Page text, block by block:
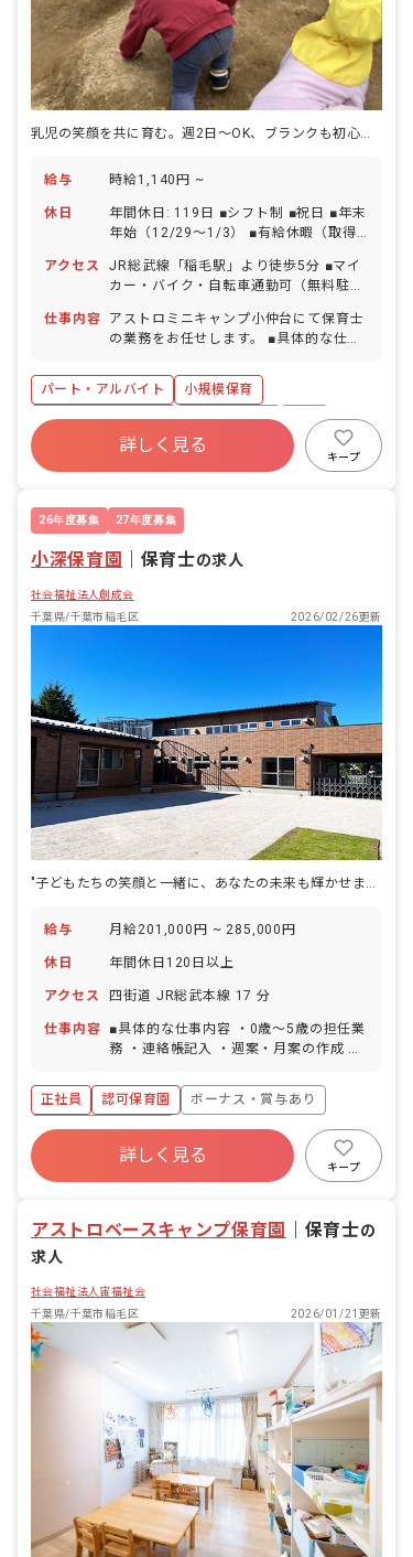
乳児の笑顔を共に育む。週2日～OK、ブランクも初心者も大歓迎！
給与 時給1,140円 ~
休日
年間休日: 119日 ■シフト制 ■祝日 ■年末
年始（12/29～1/3） ■有給休暇（取得
上の連休相談OK） ■慶弔休暇 ■産前産
後・育児休暇（取得率100％・復帰率
100％）※条件あり ■介護・看護休暇
アクセス
JR総武線「稲毛駅」より徒歩5分 ■マイ
カー・バイク・自転車通勤可（無料駐輪
仕事内容
アストロミニキャンプ小仲台にて保育士
の業務をお任せします。 ■具体的な仕事
絡帳記入（0～1歳児のみ） ・保護者対
応
パート・アルバイト
小規模保育
ボーナス・賞与あり
社会保険完備
有給
福利厚生充実
退職金制度
残業少なめ
詳しく見る
キープ
26年度募集 27年度募集
小深保育園 保育士の求人
社会福祉法人創成会
千葉県/千葉市稲毛区
2026/02/26更新
給与 月給201,000円 ~ 285,000円
休日 年間休日120日以上
アクセス 四街道 JR総武本線 17 分
仕事内容
■具体的な仕事内容 ・0歳～5歳の担任業
務 ・連絡帳記入 ・週案・月案の作成 ・
定員 60名 0歳児5名 職員2名 1歳児7
名 職員2名＋0.5 2歳児7名 職員2名＋
0.5 3歳児13名 職員1名 4歳児14名
職員1名 5歳児14名 職員1名 補助保育
士 6名 ・令和6年度 定員 80名 0歳児
6名 職員3名 1歳児9名 職員3名 2歳児
歳児18名 職員1名 5歳児18名 職員1
かしこく・たくましく）です！子どもた
ちの社会性は色々な体験を通して身につ
くと考えています。だからこそ、創造性
を豊かにする教育を心掛け、子どもを褒
めて、自ら「やってみたい！」と思える
環境を大切にしています。
正社員 認可保育園
ボーナス・賞与あり
年間休日120日以上
寮・住宅・家賃補助あり
社会保険完備
詳しく見る
キープ
アストロベースキャンプ保育園 保育士の
求人
社会福祉法人宙福祉会
千葉県/千葉市稲毛区
2026/01/21更新